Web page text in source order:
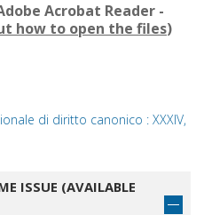
Acrobat Reader -
how to open the files)
di diritto canonico : XXXIV,
ISSUE (AVAILABLE